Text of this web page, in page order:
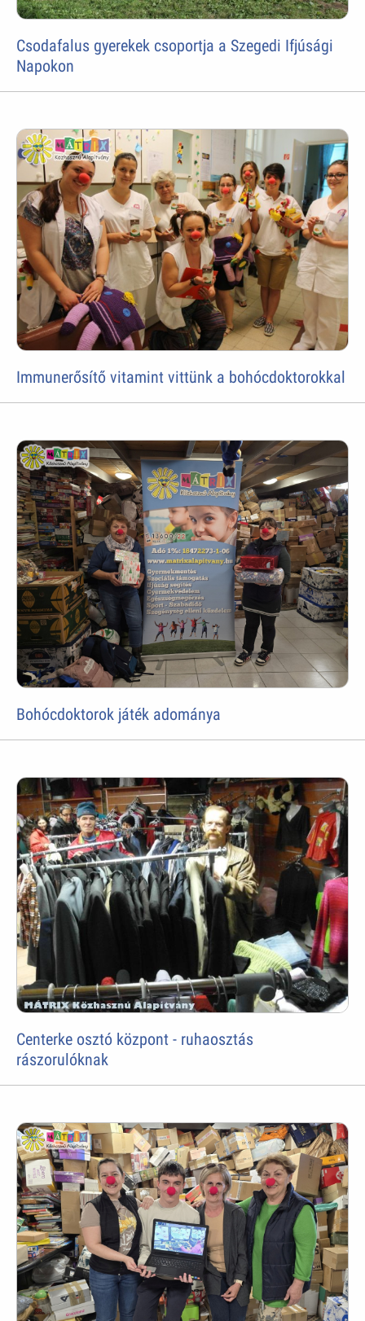
Csodafalus gyerekek csoportja a Szegedi Ifjúsági
Napokon
Immunerősítő vitamint vittünk a bohócdoktorokkal
Bohócdoktorok játék adománya
Centerke osztó központ - ruhaosztás
rászorulóknak